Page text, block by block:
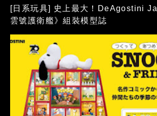
[日系玩具] 史上最大！DeAgostini
雲號護衛艦》組裝模型誌